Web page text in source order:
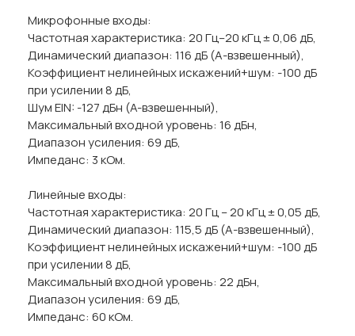
Микрофонные входы:
Частотная характеристика: 20 Гц–20 кГц ± 0,06 дБ,
Динамический диапазон: 116 дБ (А-взвешенный),
Коэффициент нелинейных искажений+шум: -100 дБ
при усилении 8 дБ,
Шум EIN: -127 дБн (A-взвешенный),
Максимальный входной уровень: 16 дБн,
Диапазон усиления: 69 дБ,
Импеданс: 3 кОм.
Линейные входы:
Частотная характеристика: 20 Гц – 20 кГц ± 0,05 дБ,
Динамический диапазон: 115,5 дБ (А-взвешенный),
Коэффициент нелинейных искажений+шум: -100 дБ
при усилении 8 дБ,
Максимальный входной уровень: 22 дБн,
Диапазон усиления: 69 дБ,
Импеданс: 60 кОм.